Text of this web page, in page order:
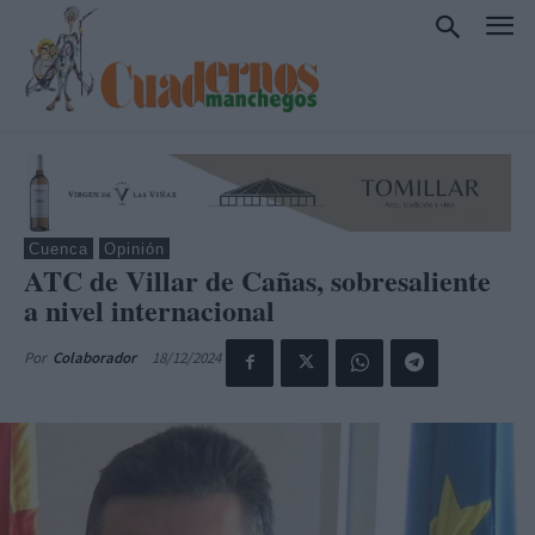
Cuenca Opinión
ATC de Villar de Cañas, sobresaliente
a nivel internacional
Por Colaborador 18/12/2024